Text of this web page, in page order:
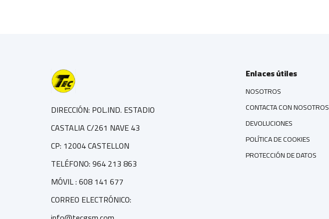
DIRECCIÓN: POL.IND. ESTADIO
CASTALIA C/261 NAVE 43
CP: 12004 CASTELLON
TELÉFONO: 964 213 863
MÓVIL : 608 141 677
CORREO ELECTRÓNICO:
Enlaces útiles
NOSOTROS
CONTACTA CON NOSOTROS
DEVOLUCIONES
POLÍTICA DE COOKIES
PROTECCIÓN DE DATOS